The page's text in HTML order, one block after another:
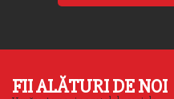
FII ALĂTURI DE NOI